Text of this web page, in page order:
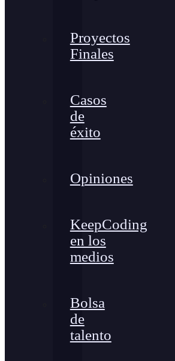
Proyectos
Finales
Casos
de
éxito
Opiniones
KeepCoding
en los
medios
Bolsa
de
talento